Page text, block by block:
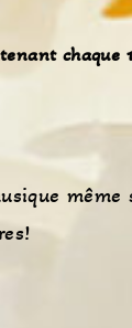
chaque
même